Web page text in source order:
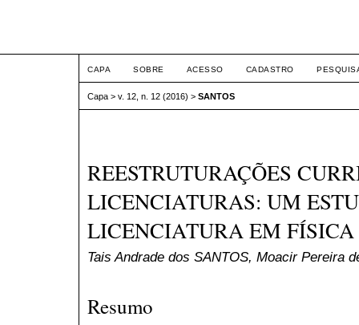
CAPA SOBRE ACESSO CADASTRO
Capa > v. 12, n. 12 (2016) > SANTOS
REESTRUTURAÇÕES
LICENCIATURAS: UM
LICENCIATURA EM FÍSICA
Tais Andrade dos SANTOS, Moacir Pereira
Resumo